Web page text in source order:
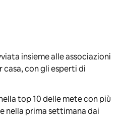
insieme alle associazioni
casa,con gli esperti di
top 10 delle mete con più
nella prima settimana dai